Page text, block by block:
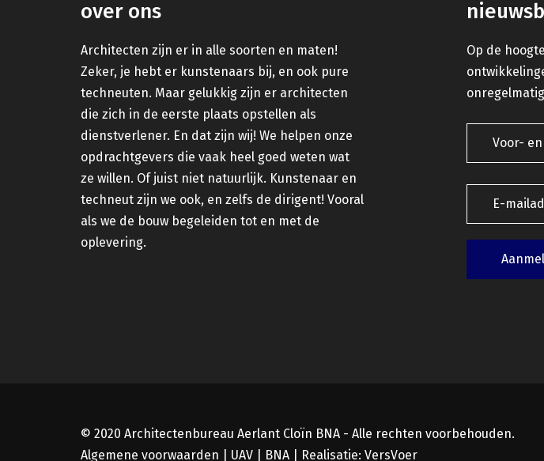
over ons
Architecten zijn er in alle soorten en maten!
Zeker, je hebt er kunstenaars bij, en ook pure
techneuten. Maar gelukkig zijn er architecten
die zich in de eerste plaats opstellen als
dienstverlener. En dat zijn wij! We helpen onze
opdrachtgevers die vaak heel goed weten wat
ze willen. Of juist niet natuurlijk. Kunstenaar en
techneut zijn we ook, en zelfs de dirigent! Vooral
als we de bouw begeleiden tot en met de
oplevering.
Op de
© 2020 Architectenbureau Aerlant Cloïn BNA - Alle rechten voorbehouden.
Algemene voorwaarden
UAV BNA | Realisatie: VersVoer